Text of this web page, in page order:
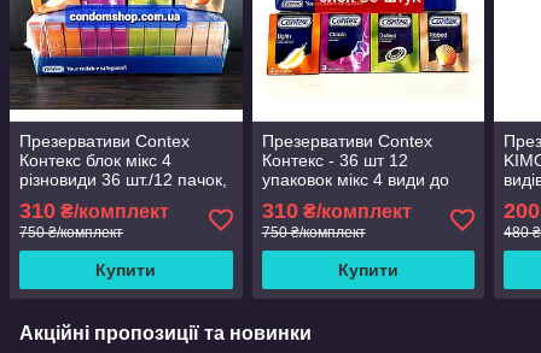
Презервативи Contex
Контекс блок мікс 4
різновиди 36 шт./12 пачок,
Терміни придатності
до2030
310 ₴/комплект
750 ₴/комплект
Купити
Презервативи Contex
Контекс - 36 шт 12
упаковок мікс 4 види до
2030 року .
310₴/комплект
750 ₴/комплект
Купити
200
480
Акційні пропозиції та новинки